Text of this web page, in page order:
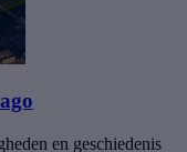
en geschiedenis